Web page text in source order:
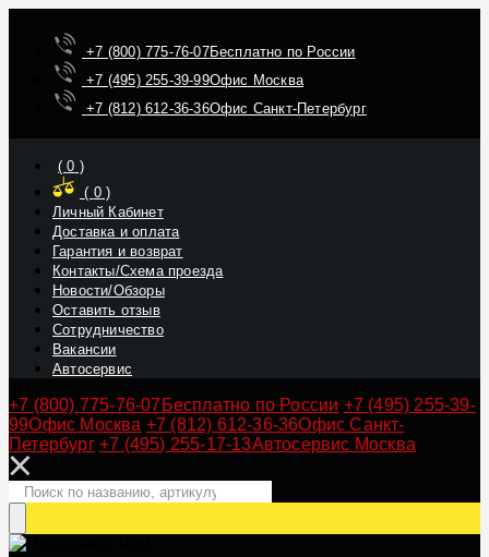
+7 (800) 775-76-07Бесплатно по России
+7 (495) 255-39-99Офис Москва
+7 (812) 612-36-36Офис Санкт-Петербург
(0 )
( 0)
Личный Кабинет
Доставка и оплата
Гарантия и возврат
Контакты/Схема проезда
Новости/Обзоры
Оставить отзыв
Сотрудничество
Вакансии
Автосервис
+7 (800) 775-76-07 Бесплатно по России +7 (495) 255-39-
99Офис Москва +7 (812) 612-36-36Офис Санкт-
Петербург +7 (495) 255-17-13Автосервис Москва